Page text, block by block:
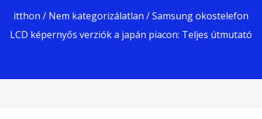
itthon / Nem kategorizálatlan / Samsung okostelefon
LCD képernyős verziók a japán piacon: Teljes útmutató